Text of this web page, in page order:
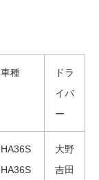
車種
ドラ
イバ
ー
HA36S
HA36S
大野
吉田